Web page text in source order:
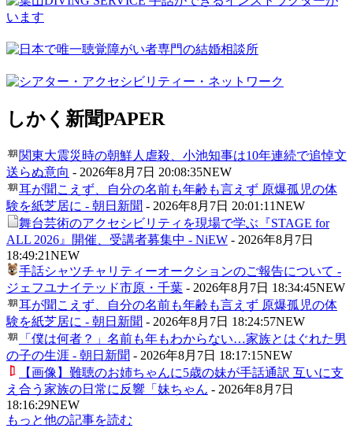
しかく新聞PAPER
関東大震災時の朝鮮人虐殺、小池知事は10年連続で追悼文
送らぬ意向 - 2026年8月7日 20:08:35NEW
耳が聞こえず、自分の名前も年齢も言えず 原爆孤児の体
験を紙芝居に - 朝日新聞 - 2026年8月7日 20:01:11NEW
舞台芸術のアクセシビリティを現場で学ぶ『STAGE for
ALL 2026』開催、受講者募集中 - NiEW - 2026年8月7日
18:49:21NEW
手話シャツチャリティーオークションのご報告について -
ジェフユナイテッド市原・千葉 - 2026年8月7日 18:34:45NEW
耳が聞こえず、自分の名前も年齢も言えず 原爆孤児の体
験を紙芝居に - 朝日新聞 - 2026年8月7日 18:24:57NEW
「僕は何者？」名前も年もわからない…家族とはぐれた男
の子の生涯 - 朝日新聞 - 2026年8月7日 18:17:15NEW
【画像】難聴のお姉ちゃんに5歳の妹が手話通訳 互いに支
え合う家族の日常に反響「妹ちゃん - 2026年8月7日
18:16:29NEW
もっと他の記事を読む